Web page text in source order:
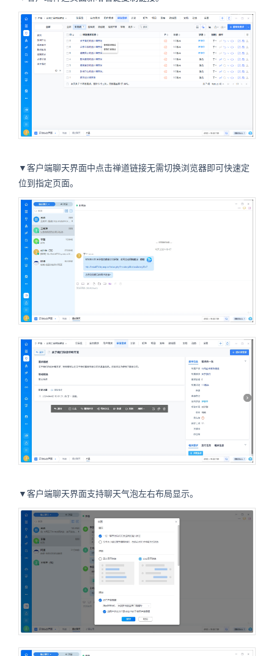
▼客户端聊天界面中点击禅道链接无需切换浏览器即可快速定
位到指定页面。
▼客户端聊天界面支持聊天气泡左右布局显示。